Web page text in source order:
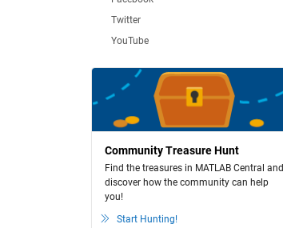
Twitter
YouTube
Community Treasure Hunt
Find the treasures in MATLAB Central and
discover how the community can help
you!
Start Hunting!